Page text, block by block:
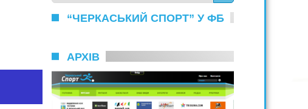
“ЧЕРКАСЬКИЙ СПОРТ” У ФБ
АРХІВ